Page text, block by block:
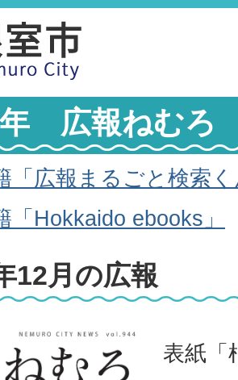
広報ねむろ
「広報まるごと検索
「Hokkaido ebooks」
12月の広報
表紙「